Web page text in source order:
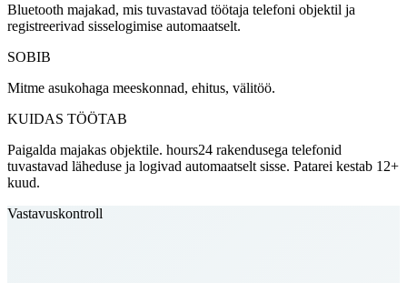
Bluetooth majakad, mis tuvastavad töötaja telefoni objektil ja
registreerivad sisselogimise automaatselt.
SOBIB
Mitme asukohaga meeskonnad, ehitus, välitöö.
KUIDAS TÖÖTAB
Paigalda majakas objektile. hours24 rakendusega telefonid
tuvastavad läheduse ja logivad automaatselt sisse. Patarei kestab 12+
kuud.
Vastavuskontroll